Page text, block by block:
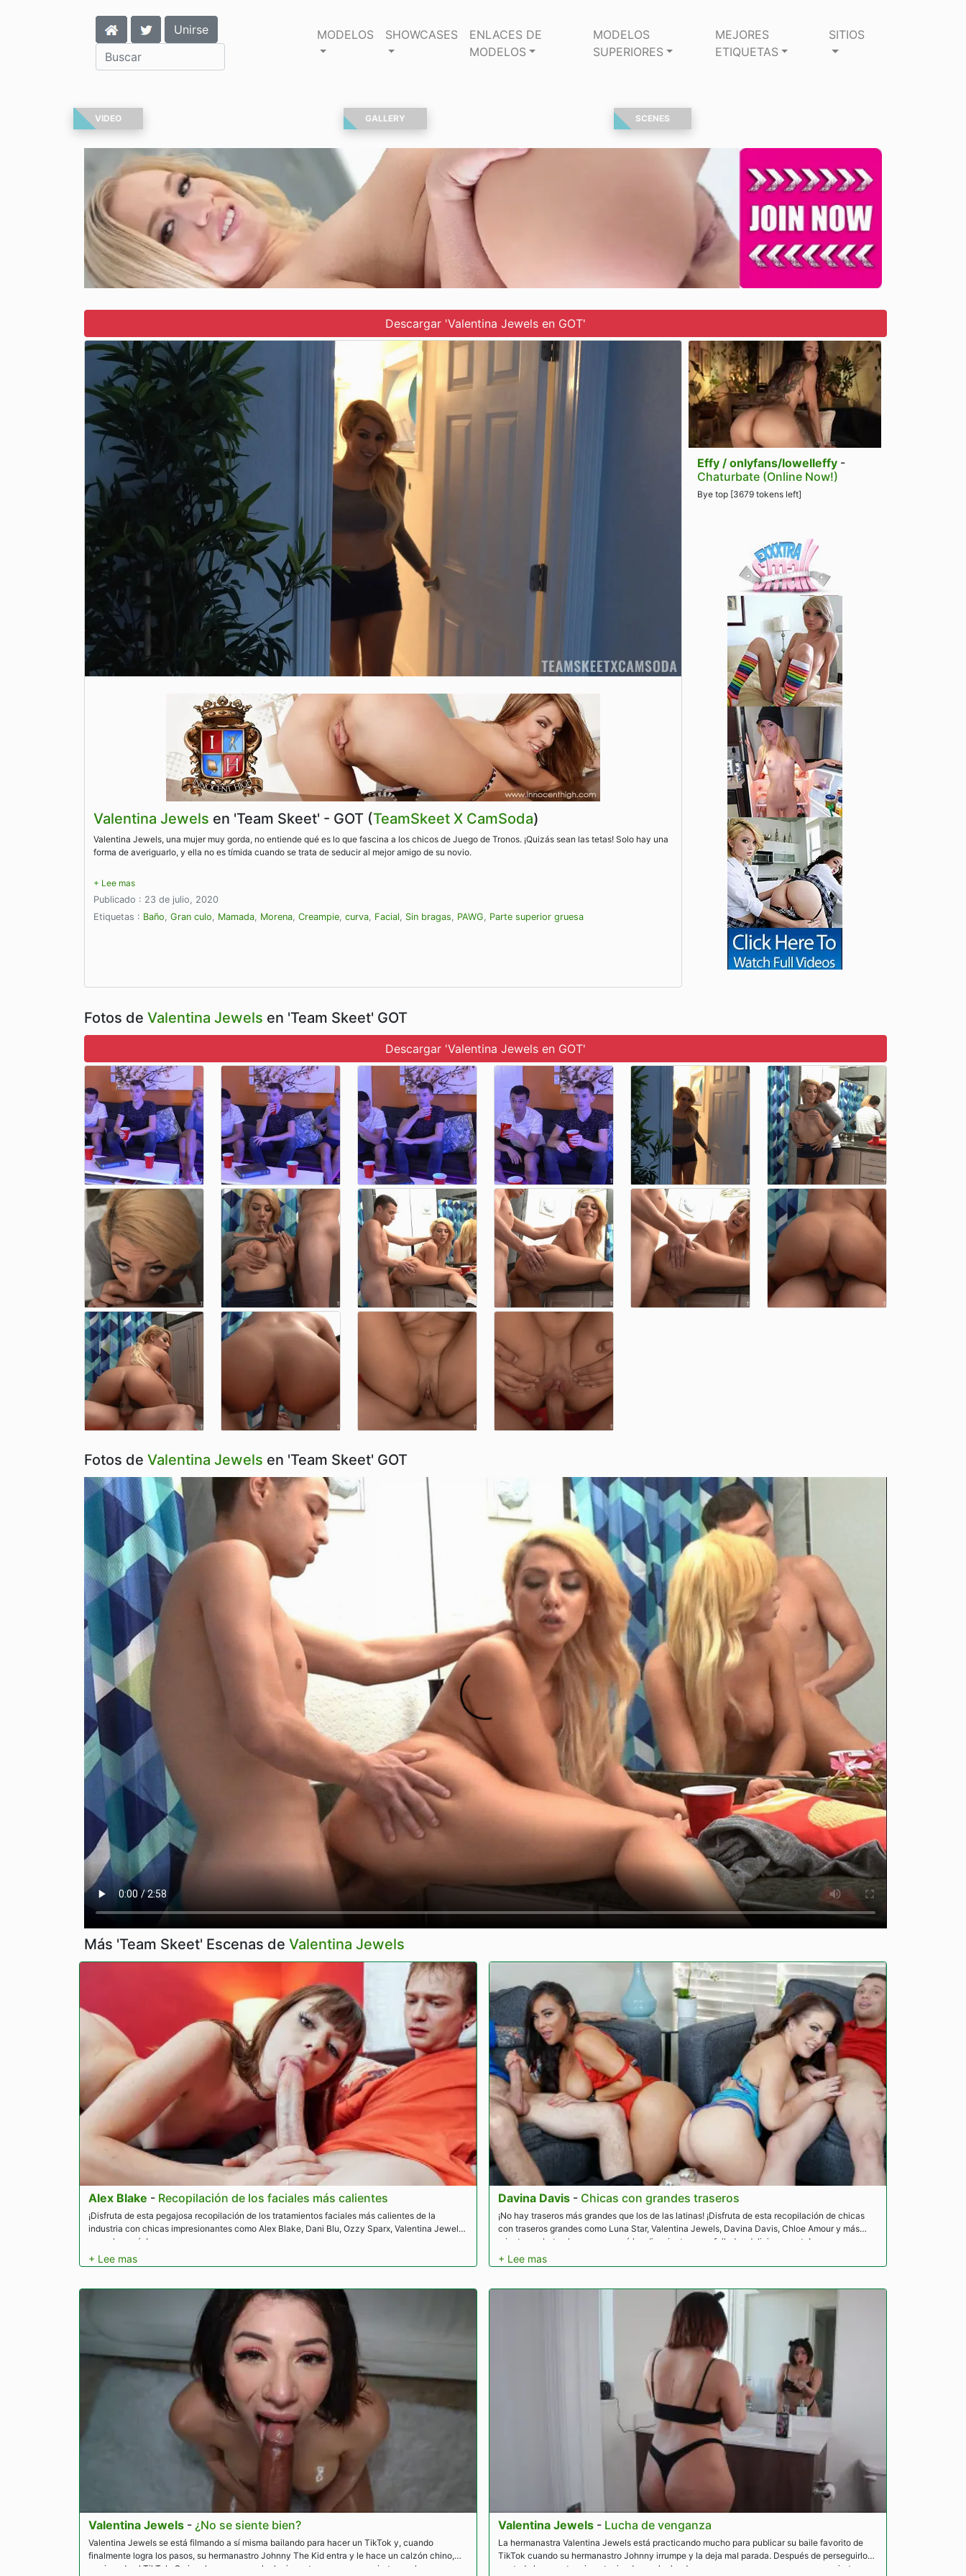
Unirse MODELOS SHOWCASES
ENLACES DE
MODELOS
MODELOS
SUPERIORES
MEJORES
ETIQUETAS
SITIOS
VIDEO GALLERY SCENES
Descargar 'Valentina Jewels en GOT'
Valentina Jewels en 'Team Skeet' - GOT (TeamSkeet X CamSoda)
Valentina Jewels, una mujer muy gorda, no entiende qué es lo que fascina a los chicos de Juego de Tronos. ¡Quizás sean las tetas! Solo hay una
forma de averiguarlo, y ella no es tímida cuando se trata de seducir al mejor amigo de su novio.
Publicado : 23 de julio, 2020
Etiquetas : Baño, Gran culo, Mamada, Morena, Creampie, curva, Facial, Sin bragas, PAWG, Parte superior gruesa
Effy / onlyfans/lowelleffy -
Chaturbate (Online Now!)
Bye top [3679 tokens left]
Fotos de Valentina Jewels en 'Team Skeet' GOT
Descargar 'Valentina Jewels en GOT'
Fotos de Valentina Jewels en 'Team Skeet' GOT
Más 'Team Skeet' Escenas de Valentina Jewels
Alex Blake - Recopilación de los faciales más calientes
¡Disfruta de esta pegajosa recopilación de los tratamientos faciales más calientes de la
industria con chicas impresionantes como Alex Blake, Dani Blu, Ozzy Sparx, Valentina Jewels
y muchas más!
Davina Davis - Chicas con grandes traseros
¡No hay traseros más grandes que los de las latinas! ¡Disfruta de esta recopilación de chicas
con traseros grandes como Luna Star, Valentina Jewels, Davina Davis, Chloe Amour y más
mientras rebotan lo que su mamá les dio mientras son folladas deliciosamente!
Valentina Jewels - ¿No se siente bien?
Valentina Jewels se está filmando a sí misma bailando para hacer un TikTok y, cuando
finalmente logra los pasos, su hermanastro Johnny The Kid entra y le hace un calzón chino,
arruinando el TikTok. Se involucran en una lucha juguetona que se convierte en algunas
Valentina Jewels - Lucha de venganza
La hermanastra Valentina Jewels está practicando mucho para publicar su baile favorito de
TikTok cuando su hermanastro Johnny irrumpe y la deja mal parada. Después de perseguirlo
por toda la casa, terminan teniendo una lucha de venganza que poco a poco se convierte en